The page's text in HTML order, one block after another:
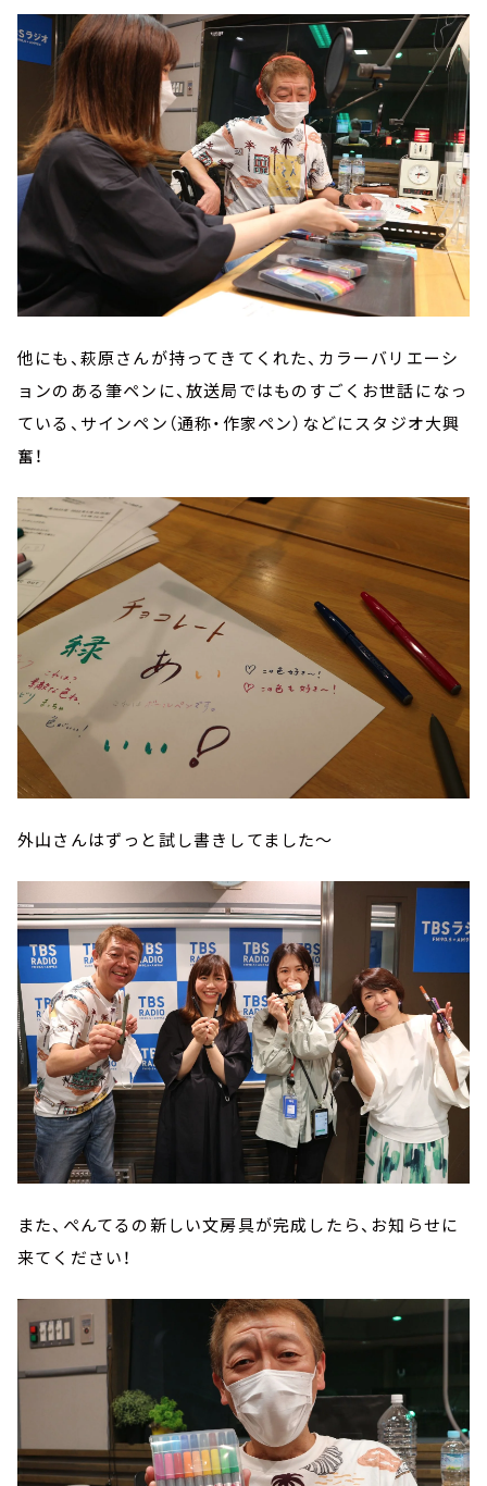
他にも、萩原さんが持ってきてくれた、カラーバリエーシ
ョンのある筆ペンに、放送局ではものすごくお世話になっ
ている、サインペン（通称・作家ペン）などにスタジオ大興
奮！
外山さんはずっと試し書きしてました～
また、ぺんてるの新しい文房具が完成したら、お知らせに
来てください！